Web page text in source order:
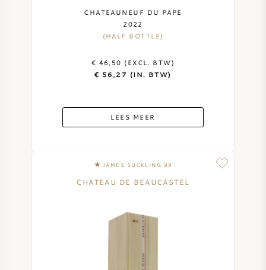
NAPA VALLEY
PIEMONTE
CHATEAUNEUF DU PAPE
2022
(HALF BOTTLE)
€ 46,50 (EXCL. BTW)
€ 56,27 (IN. BTW)
LEES MEER
JAMES SUCKLING 99
CHATEAU DE BEAUCASTEL